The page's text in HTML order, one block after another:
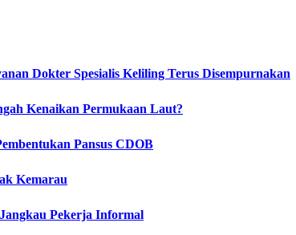
Dokter Spesialis Keliling Terus Disempurnakan
Kenaikan Permukaan Laut?
Pansus CDOB
Kemarau
Pekerja Informal